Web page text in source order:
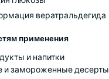
вератральдегида
применения
и напитки
и замороженные десерты